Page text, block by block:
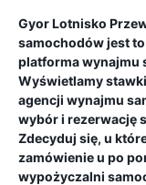
Gyor Lotnisko
samochodówjest
platforma wynajmu
Wyświetlamy
agencji wynajmu
wybór i rezerwację
Zdecyduj się, u
zamówienie u po
wypożyczalni